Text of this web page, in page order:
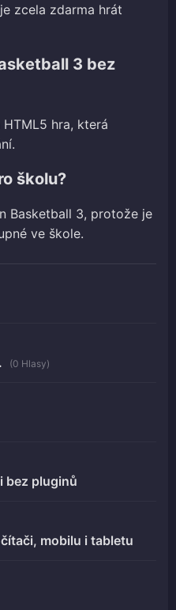
zcela zdarma hrát
3 bez
hra, která
školu?
Basketball 3, protože je
ve škole.
(0 Hlasy)
bez pluginů
mobilu i tabletu